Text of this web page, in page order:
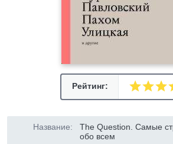
Рейтинг:
Название:
The Question. Самые
обо всем